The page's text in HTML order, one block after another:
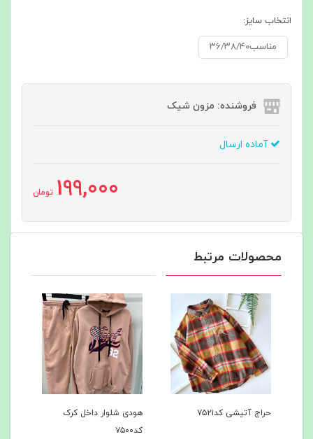
انتخاب سایز:
مناسب۳۶/۳۸/۴۰
فروشنده: مزون شیک
آماده ارسال
199,000 تومان
محصولات مرتبط
حراج آتیشی کد۷۵۲۱
هودی شلوار داخل کرک
کد۷۵۰۰